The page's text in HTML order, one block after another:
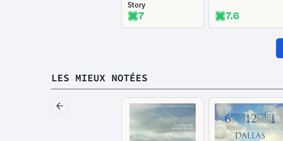
Story
7 7.6
LES MIEUX NOTÉES